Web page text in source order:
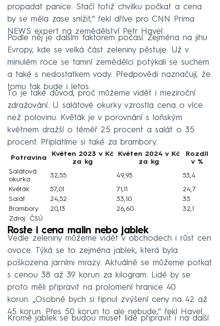
propadat panice. Stačí totiž chvilku počkat a cena
by se měla zase snížit,“ řekl dříve pro CNN Prima
NEWS expert na zemědělství Petr Havel.
Podle něj je dalším faktorem počasí. Zejména na jihu
Evropy, kde se velká část zeleniny pěstuje. Už v
minulém roce se tamní zemědělci potýkali se suchem
a také s nedostatkem vody. Předpovědi naznačují, že
tomu tak bude i letos.
To je také důvod, proč můžeme vidět i meziroční
zdražování. U salátové okurky vzrostla cena o více
než polovinu. Květák je v porovnání s loňským
květnem dražší o téměř 25 procent a salát o 35
procent. Připlatíme si také za brambory.
Potravina
Květen 2023 v Kč
za kg
Květen 2024 v Kč
za kg
Rozdíl
v %
Salátová
okurka
32,55 49,93
53,4
Květák
57,01 71,11
24,7
Salát
24,52 33,10
35
Brambory
20,13 26,60
32,1
Zdroj: ČSÚ
Roste i cena malin nebo jablek
Vedle zeleniny můžeme vidět v obchodech i růst cen
ovoce. Týká se to zejména jablek, která byla
poškozena jarními mrazy. Aktuálně se můžeme potkat
s cenou 38 až 39 korun za kilogram. Lidé by se
proto měli připravit na prolomení hranice 40
korun. „Osobně bych si tipnul zvýšení ceny na 42 až
45 korun. Přes 50 korun to ale nebude,“ řekl Havel.
Kromě jablek se budou muset lidé připravit i na další